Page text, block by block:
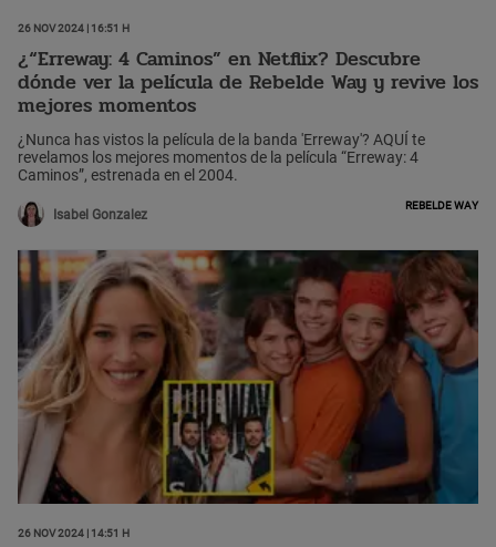
26 Nov 2024 | 16:51 h
¿“Erreway: 4 Caminos” en Netflix? Descubre
dónde ver la película de Rebelde Way y revive los
mejores momentos
¿Nunca has vistos la película de la banda 'Erreway'? AQUÍ te
revelamos los mejores momentos de la película “Erreway: 4
Caminos”, estrenada en el 2004.
Isabel Gonzalez
Rebelde way
26 Nov 2024 | 14:51 h